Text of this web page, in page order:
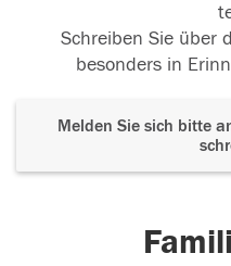
Schreiben Sie über
besonders in
Melden Sie sich bitte